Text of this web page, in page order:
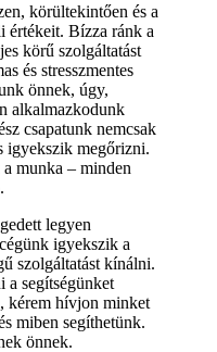
körültekintően és a
értékeit. Bízza ránk a
körű szolgáltatást
és stresszmentes
önnek, úgy,
alkalmazkodunk
csapatunk nemcsak
igyekszik megőrizni.
munka – minden
legyen
igyekszik a
szolgáltatást kínálni.
a segítségünket
kérem hívjon minket
miben segíthetünk.
önnek.